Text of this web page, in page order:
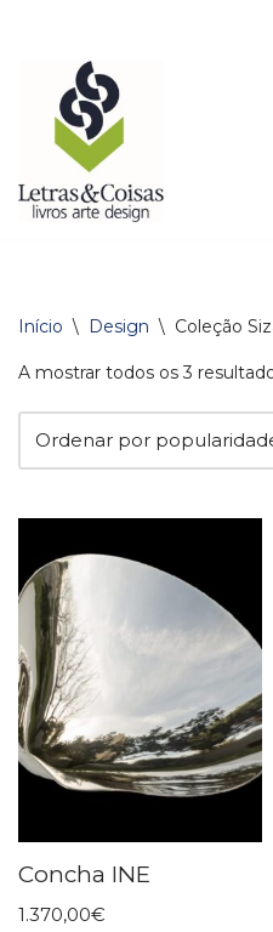
Avançar
conteúdo
Início \ Design \ Coleção
A mostrar todos os 3
Concha INE
1.370,00€